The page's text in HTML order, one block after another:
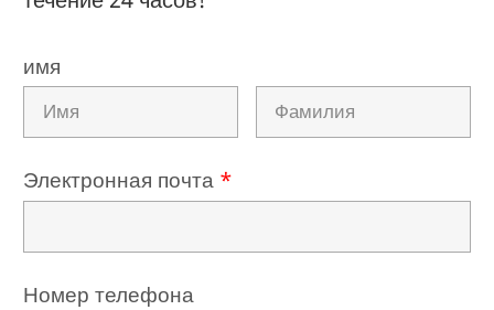
имя
Электронная почта *
Номер телефона